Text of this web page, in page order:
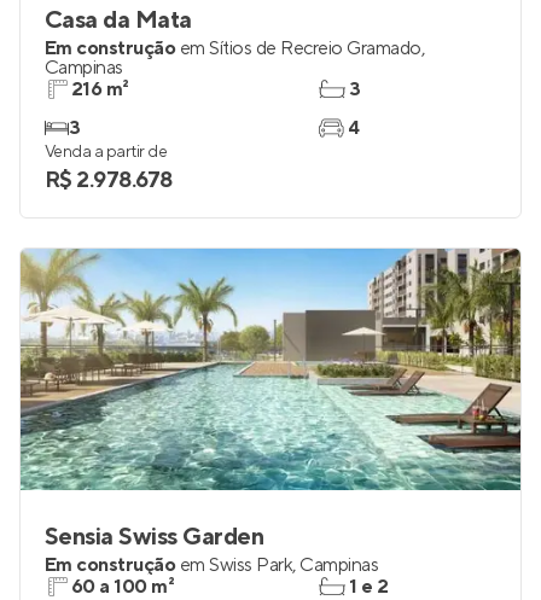
Casa da Mata
Em construção em Sítios de Recreio Gramado,
Campinas
216 m²
3
3
4
Venda a partir de
R$ 2.978.678
Sensia Swiss Garden
Em construção em Swiss Park, Campinas
60 a 100 m²
1 e 2